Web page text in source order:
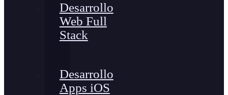
Desarrollo
Web Full
Stack
Desarrollo
Apps iOS